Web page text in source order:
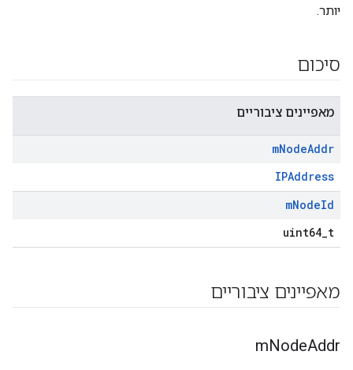
יותר.
סיכום
מאפיינים ציבוריים
mNodeAddr
IPAddress
mNodeId
uint64_t
מאפיינים ציבוריים
mNodeAddr